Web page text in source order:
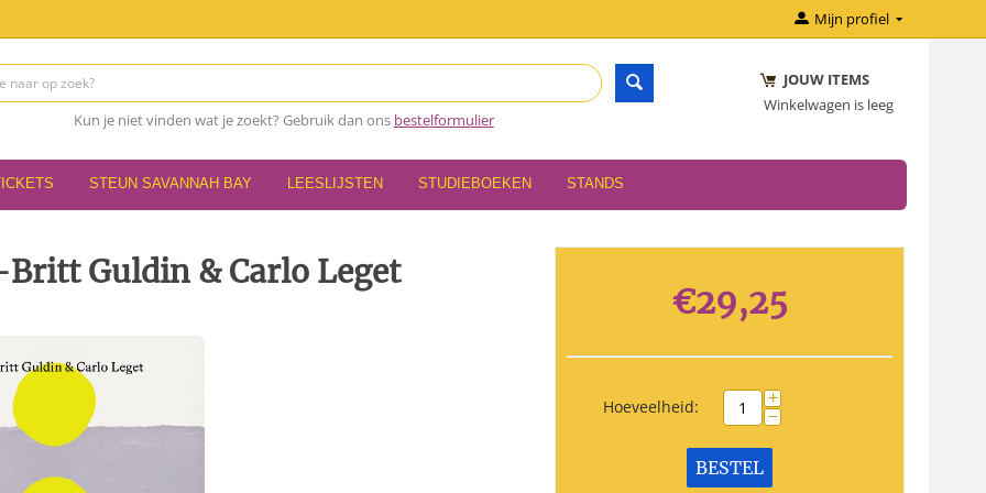
Mijn profiel
Kun je niet vinden wat je zoekt? Gebruik dan ons bestelformulier
JOUW ITEMS
Winkelwagen is leeg
STEUN SAVANNAH BAY LEESLIJSTEN STUDIEBOEKEN STANDS
Guldin & Carlo Leget
€29,25
Hoeveelheid: +
−
BESTEL